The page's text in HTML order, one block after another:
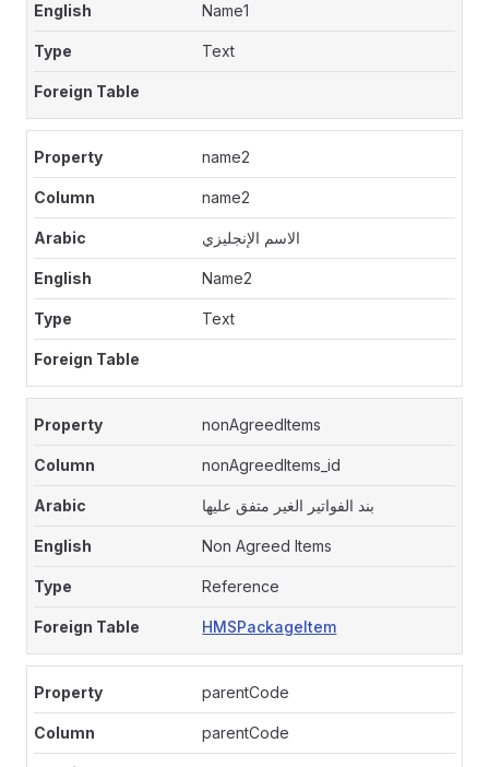
Name1
Text
name2
name2
الاسم الإنجليزي
Name2
Text
nonAgreedItems
nonAgreedItems_id
بند الفواتير الغير متفق عليها
Non Agreed Items
Reference
HMSPackageItem
parentCode
parentCode